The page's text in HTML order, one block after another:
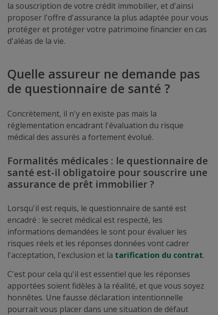
la souscription de votre crédit immobilier, et d'ainsi
proposer l'offre d'assurance la plus adaptée pour vous
protéger et protéger votre patrimoine financier en cas
d'aléas de la vie.
Quelle assureur ne demande pas
de questionnaire de santé ?
Concrètement, il n'y en existe pas mais la
réglementation encadrant l'évaluation du risque
médical des assurés a fortement évolué.
Formalités médicales : le questionnaire de
santé est-il obligatoire pour souscrire une
assurance de prêt immobilier ?
Lorsqu'il est requis, le questionnaire de santé est
encadré : le secret médical est respecté, les
informations demandées le sont pour évaluer les
risques réels et les réponses données vont cadrer
l'acceptation, l'exclusion et la tarification du contrat.
C'est pour cela qu'il est essentiel que les réponses
apportées soient fidèles à la réalité, et que vous soyez
honnêtes. Une fausse déclaration intentionnelle
pourrait vous placer dans une situation de défaut